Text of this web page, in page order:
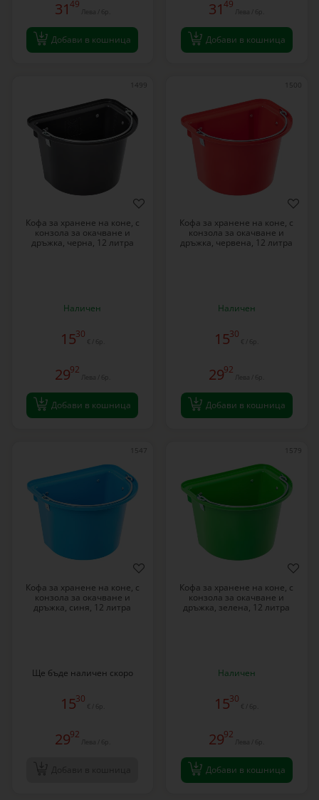
3149
Лева / бр.
Добави в кошница
3149
Лева / бр.
Добави в кошница
1499
Кофа за хранене на коне, с
конзола за окачване и
дръжка, черна, 12 литра
Наличен
1530
€ / бр.
2992
Лева / бр.
Добави в кошница
1500
Кофа за хранене на коне, с
конзола за окачване и
дръжка, червена, 12 литра
Наличен
1530
€ / бр.
2992
Лева / бр.
Добави в кошница
1547
Кофа за хранене на коне, с
конзола за окачване и
дръжка, синя, 12 литра
Ще бъде наличен скоро
1530
€ / бр.
2992
Лева / бр.
1579
Кофа за хранене на коне, с
конзола за окачване и
дръжка, зелена, 12 литра
Наличен
1530
€ / бр.
2992
Лева / бр.
Добави в кошница